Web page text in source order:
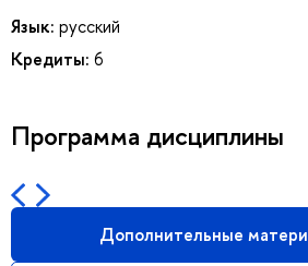
Язык: русский
Кредиты: 6
Программа дисциплины
Дополнительные